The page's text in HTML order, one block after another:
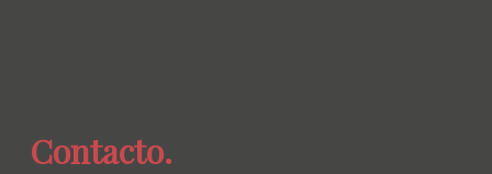
Contacto.